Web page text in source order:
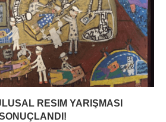
RESIM YARIŞMASI